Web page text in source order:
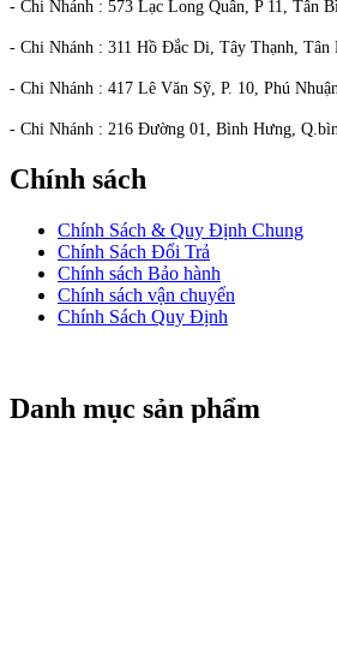
- Chi Nhánh : 573 Lạc Long Quân, P 11, Tân
- Chi Nhánh : 311 Hồ Đắc Di, Tây Thạnh, Tân
- Chi Nhánh : 417 Lê Văn Sỹ, P. 10, Phú Nhuận
- Chi Nhánh : 216 Đường 01, Bình Hưng,
Chính sách
Chính Sách & Quy Định Chung
Chính Sách Đổi Trả
Chính sách Bảo hành
Chính sách vận chuyển
Chính Sách Quy Định
Danh mục sản phẩm